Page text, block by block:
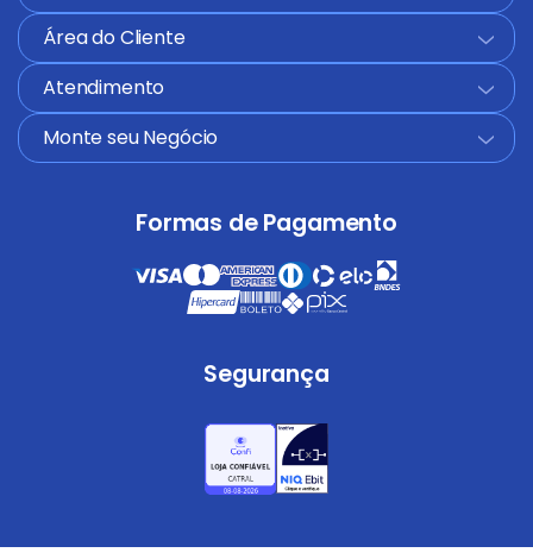
Área do Cliente
+
Atendimento
+
Monte seu Negócio
+
Formas de Pagamento
Segurança